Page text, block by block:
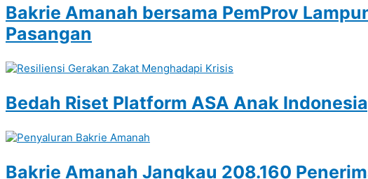
Bakrie Amanah bersama PemProv
Pasangan
Bedah Riset Platform ASA Anak
Bakrie Amanah Jangkau 208.160